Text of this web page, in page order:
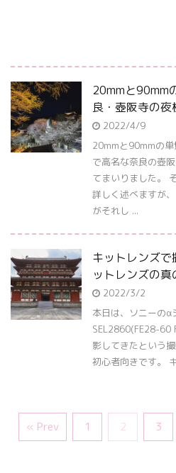
20mmと90mm
良・壺阪寺の夜
2022/4/9
20mmと90mmの単
で高名な奈良の壺
てまいりました。
詳しく述べますが
がそれし ...
キットレンズ
ットレンズの
2022/3/2
本日は、ソニーのα
SEL2860(FE28-60
影してきたという
初心者向きです。
« Prev 1 2 3